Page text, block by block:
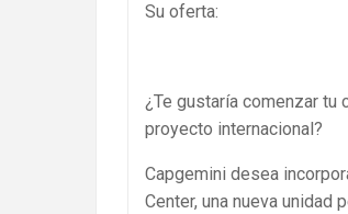
Su oferta:
¿Te gustaría comenzar tu
proyecto internacional?
Capgemini desea
Center, una nueva unidad